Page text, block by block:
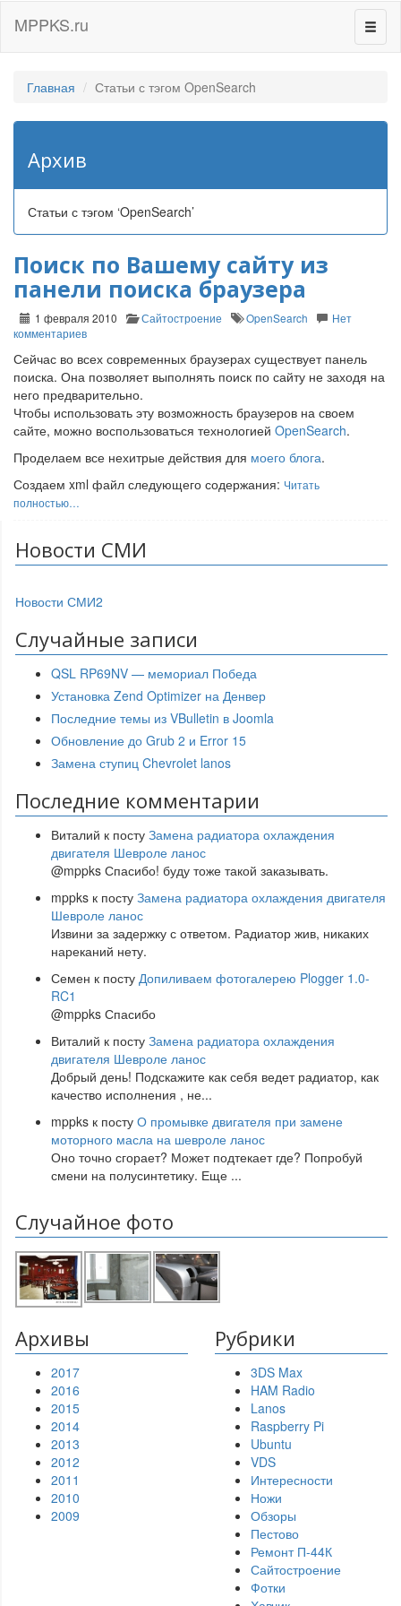
MPPKS.ru
Главная Статьи с тэгом OpenSearch
Архив
Статьи с тэгом ‘OpenSearch’
Поиск по Вашему сайту из
панели поиска браузера
1 февраля 2010 Сайтостроение OpenSearch
Нет
комментариев
Сейчас во всех современных браузерах существует панель
поиска. Она позволяет выполнять поиск по сайту не заходя на
него предварительно.
Чтобы использовать эту возможность браузеров на своем
сайте, можно воспользоваться технологией OpenSearch.
Проделаем все нехитрые действия для моего блога.
Создаем xml файл следующего содержания: Читать
полностью…
Новости СМИ
Новости СМИ2
Случайные записи
QSL RP69NV — мемориал Победа
Установка Zend Optimizer на Денвер
Последние темы из VBulletin в Joomla
Обновление до Grub 2 и Error 15
Замена ступиц Chevrolet lanos
Последние комментарии
Виталий к посту Замена радиатора охлаждения
двигателя Шевроле ланос
@mppks Спасибо! буду тоже такой заказывать.
mppks к посту Замена радиатора охлаждения двигателя
Шевроле ланос
Извини за задержку с ответом. Радиатор жив, никаких
нареканий нету.
Семен к посту Допиливаем фотогалерею Plogger 1.0-
RC1
@mppks Спасибо
Виталий к посту Замена радиатора охлаждения
двигателя Шевроле ланос
Добрый день! Подскажите как себя ведет радиатор, как
качество исполнения , не...
mppks к посту О промывке двигателя при замене
моторного масла на шевроле ланос
Оно точно сгорает? Может подтекает где? Попробуй
смени на полусинтетику. Еще ...
Случайное фото
Архивы
2017
2016
2015
2014
2013
2012
2011
2010
2009
Рубрики
3DS Max
HAM Radio
Lanos
Raspberry Pi
Ubuntu
VDS
Интересности
Ножи
Обзоры
Пестово
Ремонт П-44К
Сайтостроение
Фотки